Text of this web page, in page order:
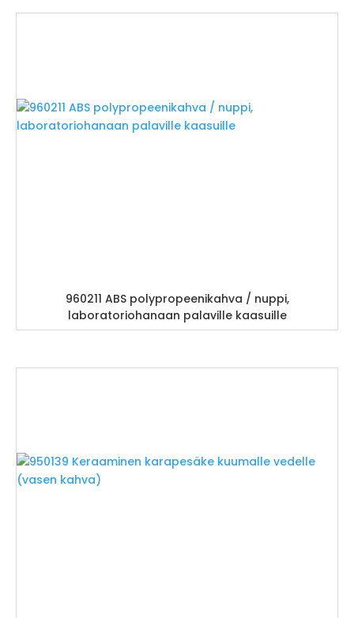
960211 ABS polypropeenikahva / nuppi,
laboratoriohanaan palaville kaasuille